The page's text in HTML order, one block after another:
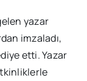
yazar
imzaladı,
etti. Yazar